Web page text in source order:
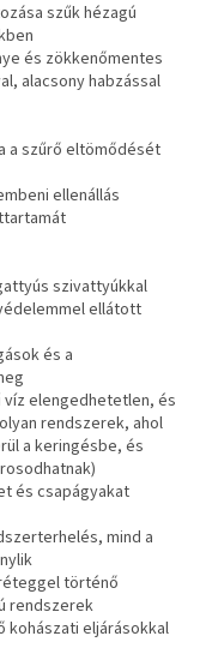
szűk hézagú
és zökkenőmentes
alacsony habzással
a szűrő eltömődését
ellenállás
szivattyúkkal
ellátott
és a
víz elengedhetetlen, és
rendszerek, ahol
a keringésbe, és
és csapágyakat
mind a
történő
rendszerek
kohászati eljárásokkal